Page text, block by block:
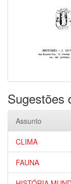
Sugestões
Assunto
CLIMA
FAUNA